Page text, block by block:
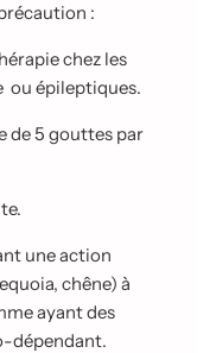
:
chez les
ou épileptiques.
de 5 gouttes par
une action
chêne) à
ayant des
dépendant.